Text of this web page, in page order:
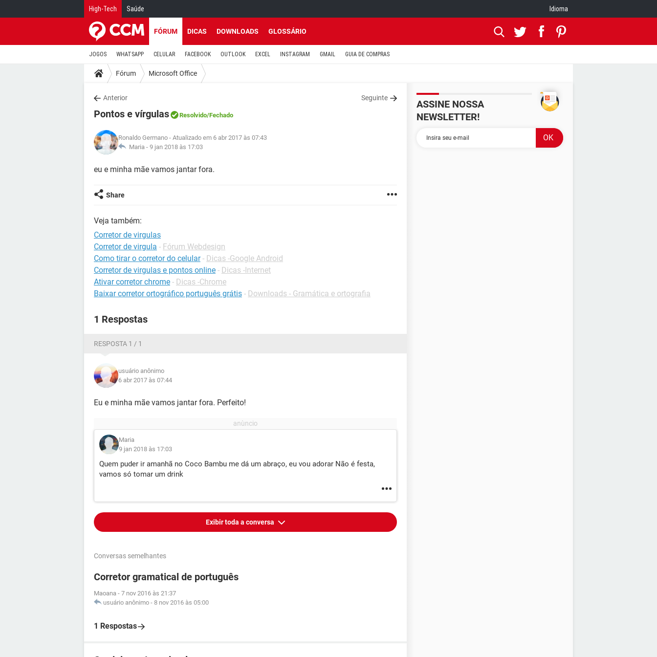
High-Tech Saúde Idioma
FÓRUM DICAS DOWNLOADS GLOSSÁRIO
JOGOS WHATSAPP CELULAR FACEBOOK OUTLOOK EXCEL INSTAGRAM GMAIL GUIA DE COMPRAS
Fórum Microsoft Office
Anterior Seguinte
Pontos e vírgulas Resolvido/Fechado
Ronaldo Germano - Atualizado em 6 abr 2017 às 07:43
Maria - 9 jan 2018 às 17:03
eu e minha mãe vamos jantar fora.
Share
Veja também:
Corretor de virgulas
Corretor de virgula - Fórum Webdesign
Como tirar o corretor do celular - Dicas -Google Android
Corretor de virgulas e pontos online - Dicas -Internet
Ativar corretor chrome - Dicas -Chrome
Baixar corretor ortográfico português grátis - Downloads - Gramática e ortografia
1 Respostas
RESPOSTA 1 / 1
usuário anônimo
6 abr 2017 às 07:44
Eu e minha mãe vamos jantar fora. Perfeito!
Maria
9 jan 2018 às 17:03
Quem puder ir amanhã no Coco Bambu me dá um abraço, eu vou adorar Não é festa,
vamos só tomar um drink
Exibir toda a conversa
Conversas semelhantes
Corretor gramatical de português
Maoana - 7 nov 2016 às 21:37
usuário anônimo - 8 nov 2016 às 05:00
1 Respostas
ASSINE NOSSA
NEWSLETTER!